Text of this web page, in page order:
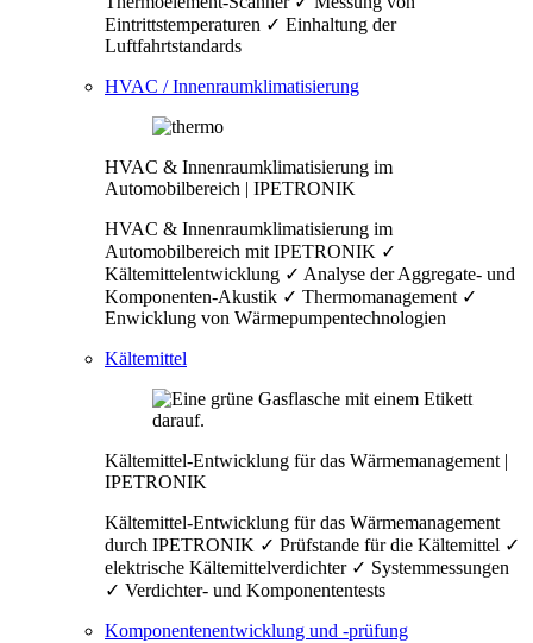
Eintrittstemperaturen ✓ Einhaltung der
Luftfahrtstandards
HVAC / Innenraumklimatisierung
HVAC & Innenraumklimatisierung im
Automobilbereich | IPETRONIK
HVAC & Innenraumklimatisierung im
Automobilbereich mit IPETRONIK ✓
Kältemittelentwicklung ✓ Analyse der Aggregate- und
Komponenten-Akustik ✓ Thermomanagement ✓
Enwicklung von Wärmepumpentechnologien
Kältemittel
Kältemittel-Entwicklung für das Wärmemanagement |
IPETRONIK
Kältemittel-Entwicklung für das Wärmemanagement
durch IPETRONIK ✓ Prüfstande für die Kältemittel ✓
elektrische Kältemittelverdichter ✓ Systemmessungen
✓ Verdichter- und Komponententests
Komponentenentwicklung und -prüfung